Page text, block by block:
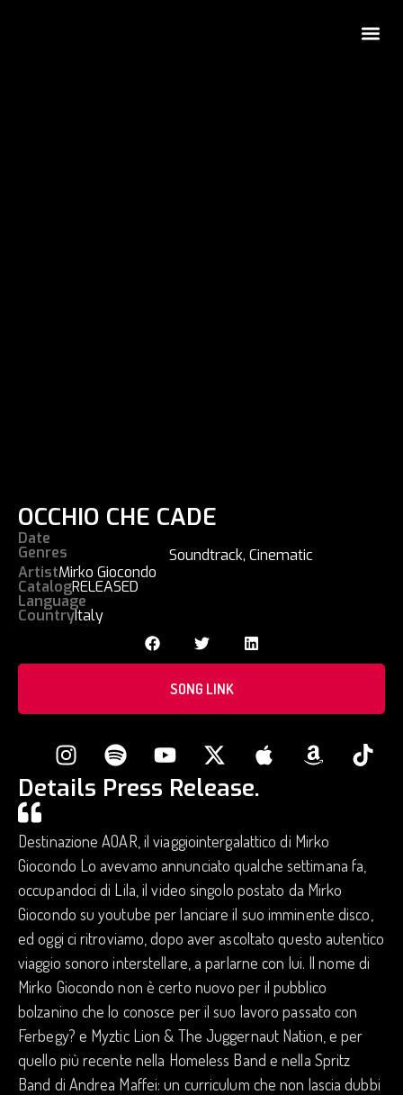
OCCHIO CHE CADE
Date
Genres Soundtrack,Cinematic
ArtistMirko Giocondo
CatalogRELEASED
Language
CountryItaly
SONG LINK
Details Press Release.
Destinazione AOAR, il viaggiointergalattico di Mirko
Giocondo Lo avevamo annunciato qualche settimana fa,
occupandoci di Lila, il video singolo postato da Mirko
Giocondo su youtube per lanciare il suo imminente disco,
ed oggi ci ritroviamo, dopo aver ascoltato questo autentico
viaggio sonoro interstellare, a parlarne con lui. Il nome di
Mirko Giocondo non è certo nuovo per il pubblico
bolzanino che lo conosce per il suo lavoro passato con
Ferbegy? e Myztic Lion & The Juggernaut Nation, e per
quello più recente nella Homeless Band e nella Spritz
Band di Andrea Maffei: un curriculum che non lascia dubbi